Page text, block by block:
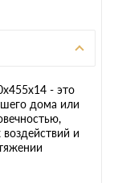
- это
дома или
и